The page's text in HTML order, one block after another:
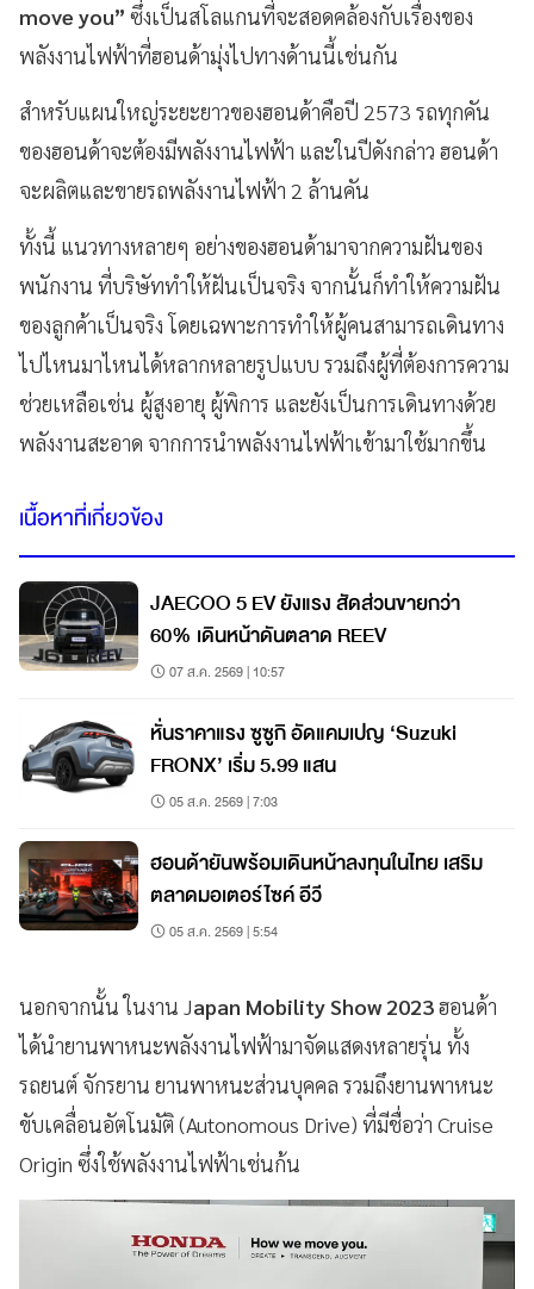
move you” ซึ่งเป็นสโลแกนที่จะสอดคล้องกับเรื่องของ
พลังงานไฟฟ้าที่ฮอนด้ามุ่งไปทางด้านนี้เช่นกัน
สำหรับแผนใหญ่ระยะยาวของฮอนด้าคือปี 2573 รถทุกคัน
ของฮอนด้าจะต้องมีพลังงานไฟฟ้า และในปีดังกล่าว ฮอนด้า
จะผลิตและขายรถพลังงานไฟฟ้า 2 ล้านคัน
ทั้งนี้ แนวทางหลายๆ อย่างของฮอนด้ามาจากความฝันของ
พนักงาน ที่บริษัททำให้ฝันเป็นจริง จากนั้นก็ทำให้ความฝัน
ของลูกค้าเป็นจริง โดยเฉพาะการทำให้ผู้คนสามารถเดินทาง
ไปไหนมาไหนได้หลากหลายรูปแบบ รวมถึงผู้ที่ต้องการความ
ช่วยเหลือเช่น ผู้สูงอายุ ผู้พิการ และยังเป็นการเดินทางด้วย
พลังงานสะอาด จากการนำพลังงานไฟฟ้าเข้ามาใช้มากขึ้น
เนื้อหาที่เกี่ยวข้อง
JAECOO 5 EV ยังแรง สัดส่วนขายกว่า
60% เดินหน้าดันตลาด REEV
07 ส.ค. 2569 | 10:57
หั่นราคาแรง ซูซูกิ อัดแคมเปญ ‘Suzuki
FRONX’ เริ่ม 5.99 แสน
05 ส.ค. 2569 | 7:03
ฮอนด้ายันพร้อมเดินหน้าลงทุนในไทย เสริม
ตลาดมอเตอร์ไซค์ อีวี
05 ส.ค. 2569 | 5:54
นอกจากนั้น ในงาน Japan Mobility Show 2023ฮอนด้า
ได้นำยานพาหนะพลังงานไฟฟ้ามาจัดแสดงหลายรุ่น ทั้ง
รถยนต์​ จักรยาน ยานพาหนะส่วนบุคคล รวมถึงยานพาหนะ
ขับเคลื่อนอัตโนมัติ (Autonomous Drive) ที่มีชื่อว่า Cruise
Origin ซึ่งใช้พลังงานไฟฟ้าเช่นก้น